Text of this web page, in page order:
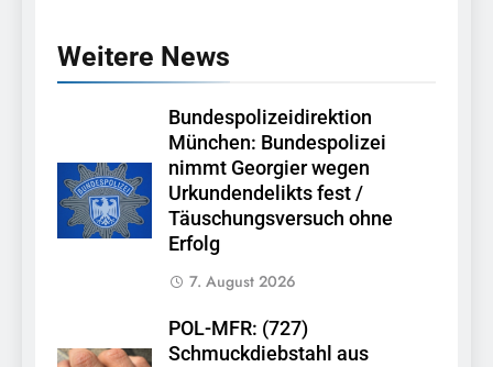
Weitere News
Bundespolizeidirektion
München: Bundespolizei
nimmt Georgier wegen
Urkundendelikts fest /
Täuschungsversuch ohne
Erfolg
7. August 2026
POL-MFR: (727)
Schmuckdiebstahl aus